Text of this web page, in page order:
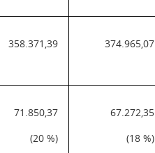
358.371,39 374.965,07
71.850,37
(20 %)
67.272,35
(18 %)